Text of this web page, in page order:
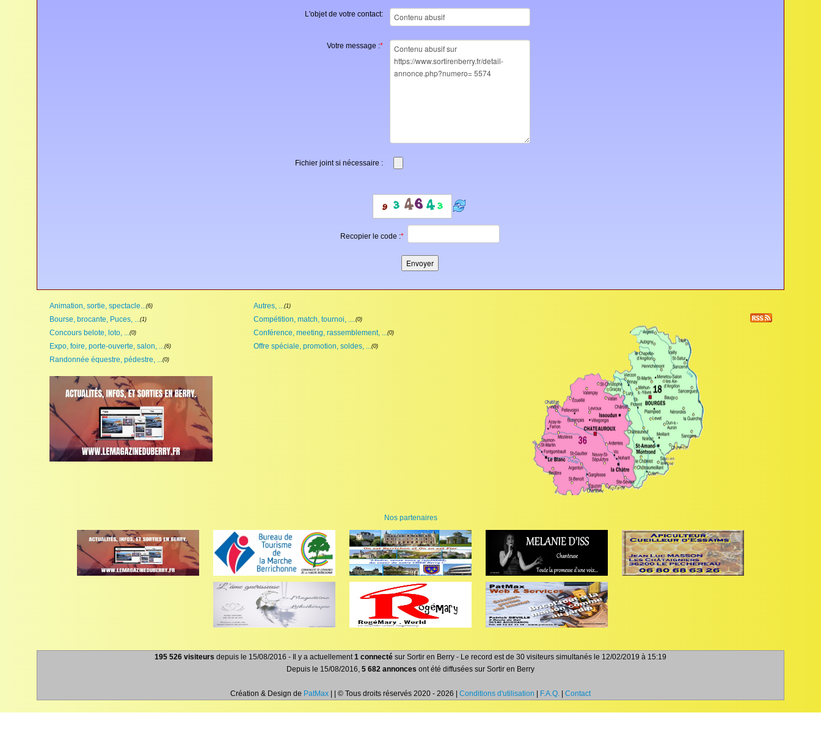
L'objet de votre contact:
Votre message :*
Fichier joint si nécessaire :
Recopier le code :*
Animation, sortie, spectacle...(6) Autres, ...(1)
Bourse, brocante, Puces, ...(1) Compétition, match, tournoi, ....(0)
Concours belote, loto, ...(0) Conférence, meeting, rassemblement, ...(0)
Expo, foire, porte-ouverte, salon, ...(6) Offre spéciale, promotion, soldes, ...(0)
Randonnée équestre, pédestre, ...(0)
Nos partenaires
195 526 visiteurs depuis le 15/08/2016 - Il y a actuellement1 connecté sur Sortir en Berry - Le record est de 30 visiteurs simultanés le 12/02/2019 à 15:19
Depuis le 15/08/2016, 5 682 annonces ont été diffusées sur Sortir en Berry
Création & Design de PatMax | | © Tous droits réservés 2020 - 2026 | Conditions d'utilisation | F.A.Q. | Contact